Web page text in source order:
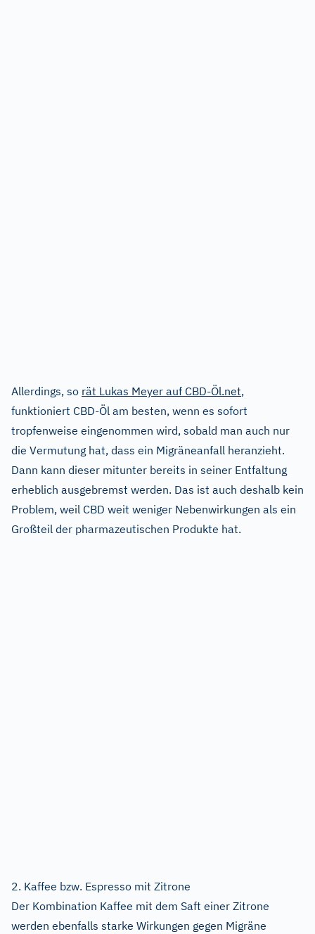
Allerdings, so rät Lukas Meyer auf CBD-Öl.net,
funktioniert CBD-Öl am besten, wenn es sofort
tropfenweise eingenommen wird, sobald man auch nur
die Vermutung hat, dass ein Migräneanfall heranzieht.
Dann kann dieser mitunter bereits in seiner Entfaltung
erheblich ausgebremst werden. Das ist auch deshalb kein
Problem, weil CBD weit weniger Nebenwirkungen als ein
Großteil der pharmazeutischen Produkte hat.
2. Kaffee bzw. Espresso mit Zitrone
Der Kombination Kaffee mit dem Saft einer Zitrone
werden ebenfalls starke Wirkungen gegen Migräne